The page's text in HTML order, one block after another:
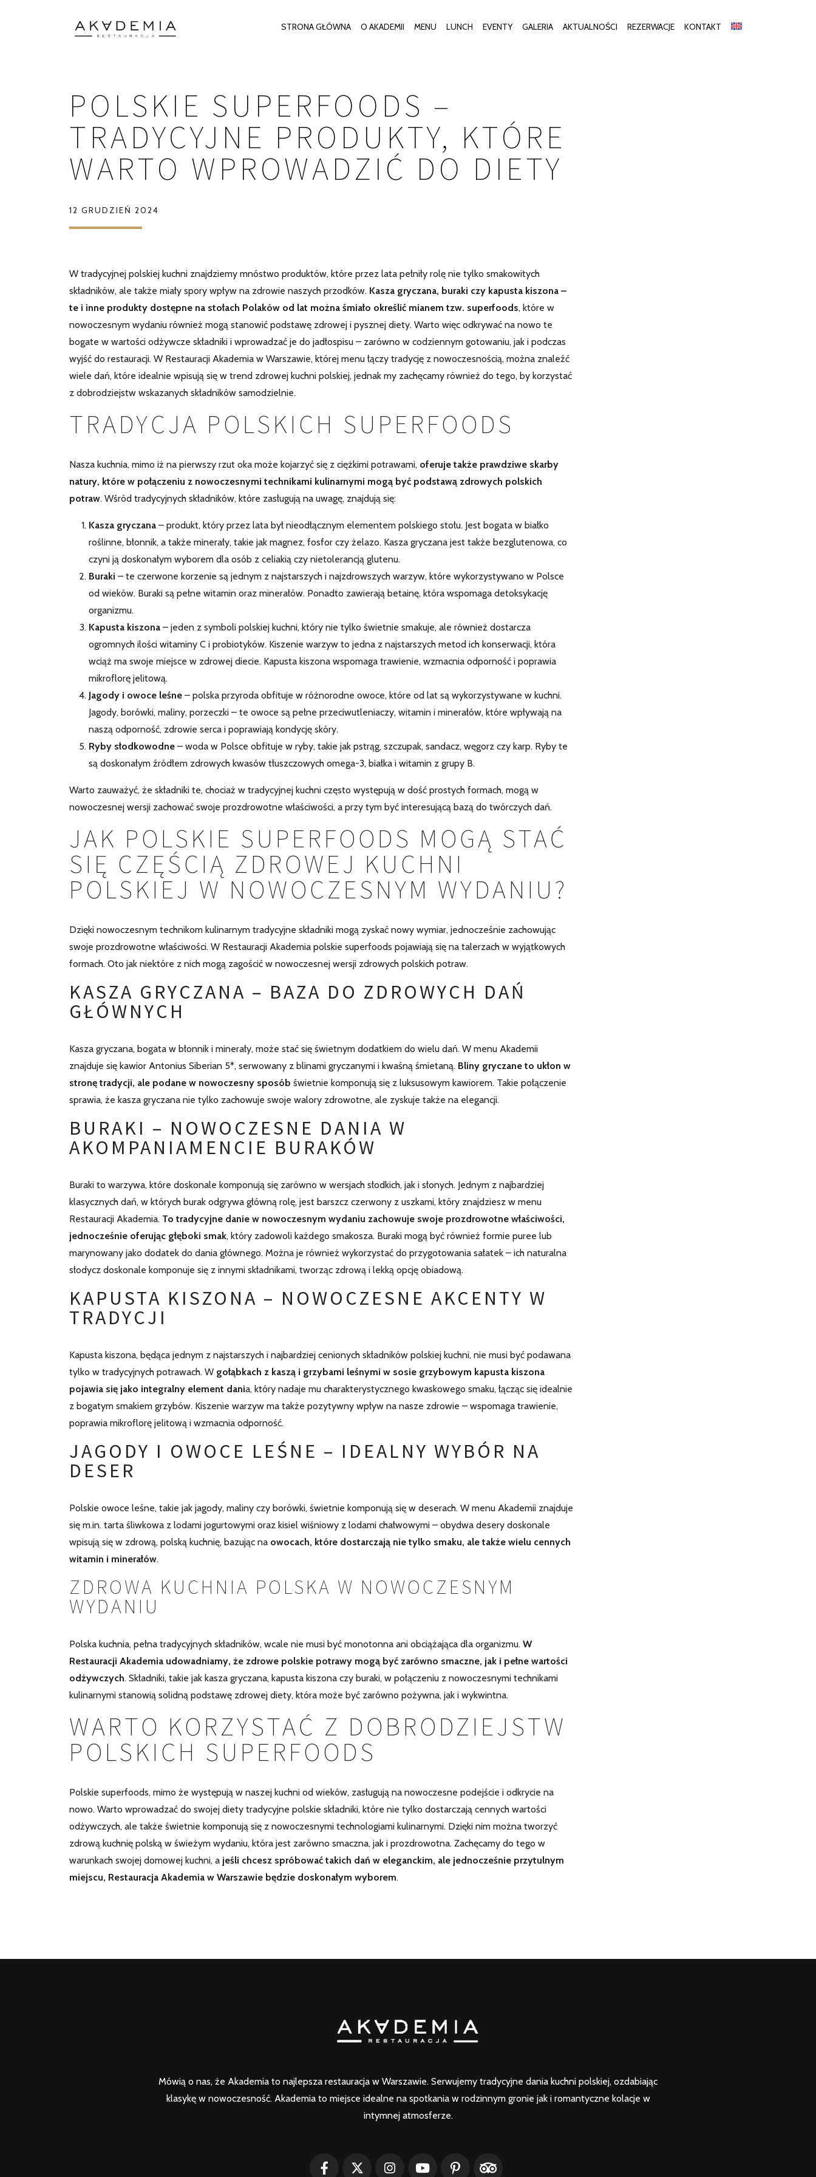
STRONA GŁÓWNA O AKADEMII MENU LUNCH EVENTY GALERIA AKTUALNOŚCI REZERWACJE KONTAKT
POLSKIE SUPERFOODS –
TRADYCYJNE PRODUKTY, KTÓRE
WARTO WPROWADZIĆ DO DIETY
12 GRUDZIEŃ 2024
W tradycyjnej polskiej kuchni znajdziemy mnóstwo produktów, które przez lata pełniły rolę nie tylko smakowitych
składników, ale także miały spory wpływ na zdrowie naszych przodków. Kasza gryczana, buraki czy kapusta kiszona –
te i inne produkty dostępne na stołach Polaków od lat można śmiało określić mianem tzw. superfoods, które w
nowoczesnym wydaniu również mogą stanowić podstawę zdrowej i pysznej diety. Warto więc odkrywać na nowo te
bogate w wartości odżywcze składniki i wprowadzać je do jadłospisu – zarówno w codziennym gotowaniu, jak i podczas
wyjść do restauracji. W Restauracji Akademia w Warszawie, której menu łączy tradycję z nowoczesnością, można znaleźć
wiele dań, które idealnie wpisują się w trend zdrowej kuchni polskiej, jednak my zachęcamy również do tego, by korzystać
z dobrodziejstw wskazanych składników samodzielnie.
TRADYCJA POLSKICH SUPERFOODS
Nasza kuchnia, mimo iż na pierwszy rzut oka może kojarzyć się z ciężkimi potrawami, oferuje także prawdziwe skarby
natury, które w połączeniu z nowoczesnymi technikami kulinarnymi mogą być podstawą zdrowych polskich
potraw. Wśród tradycyjnych składników, które zasługują na uwagę, znajdują się:
Kasza gryczana – produkt, który przez lata był nieodłącznym elementem polskiego stołu. Jest bogata w białko
roślinne, błonnik, a także minerały, takie jak magnez, fosfor czy żelazo. Kasza gryczana jest także bezglutenowa, co
czyni ją doskonałym wyborem dla osób z celiakią czy nietolerancją glutenu.
Buraki – te czerwone korzenie są jednym z najstarszych i najzdrowszych warzyw, które wykorzystywano w Polsce
od wieków. Buraki są pełne witamin oraz minerałów. Ponadto zawierają betainę, która wspomaga detoksykację
organizmu.
Kapusta kiszona – jeden z symboli polskiej kuchni, który nie tylko świetnie smakuje, ale również dostarcza
ogromnych ilości witaminy C i probiotyków. Kiszenie warzyw to jedna z najstarszych metod ich konserwacji, która
wciąż ma swoje miejsce w zdrowej diecie. Kapusta kiszona wspomaga trawienie, wzmacnia odporność i poprawia
mikroflorę jelitową.
Jagody i owoce leśne – polska przyroda obfituje w różnorodne owoce, które od lat są wykorzystywane w kuchni.
Jagody, borówki, maliny, porzeczki – te owoce są pełne przeciwutleniaczy, witamin i minerałów, które wpływają na
naszą odporność, zdrowie serca i poprawiają kondycję skóry.
Ryby słodkowodne – woda w Polsce obfituje w ryby, takie jak pstrąg, szczupak, sandacz, węgorz czy karp. Ryby te
są doskonałym źródłem zdrowych kwasów tłuszczowych omega-3, białka i witamin z grupy B.
Warto zauważyć, że składniki te, chociaż w tradycyjnej kuchni często występują w dość prostych formach, mogą w
nowoczesnej wersji zachować swoje prozdrowotne właściwości, a przy tym być interesującą bazą do twórczych dań.
JAK POLSKIE SUPERFOODS MOGĄ STAĆ
SIĘ CZĘŚCIĄ ZDROWEJ KUCHNI
POLSKIEJ W NOWOCZESNYM WYDANIU?
Dzięki nowoczesnym technikom kulinarnym tradycyjne składniki mogą zyskać nowy wymiar, jednocześnie zachowując
swoje prozdrowotne właściwości. W Restauracji Akademia polskie superfoods pojawiają się na talerzach w wyjątkowych
formach. Oto jak niektóre z nich mogą zagościć w nowoczesnej wersji zdrowych polskich potraw.
KASZA GRYCZANA – BAZA DO ZDROWYCH DAŃ
GŁÓWNYCH
Kasza gryczana, bogata w błonnik i minerały, może stać się świetnym dodatkiem do wielu dań. W menu Akademii
znajduje się kawior Antonius Siberian 5*, serwowany z blinami gryczanymi i kwaśną śmietaną. Bliny gryczane to ukłon w
stronę tradycji, ale podane w nowoczesny sposób świetnie komponują się z luksusowym kawiorem. Takie połączenie
sprawia, że kasza gryczana nie tylko zachowuje swoje walory zdrowotne, ale zyskuje także na elegancji.
BURAKI – NOWOCZESNE DANIA W
AKOMPANIAMENCIE BURAKÓW
Buraki to warzywa, które doskonale komponują się zarówno w wersjach słodkich, jak i słonych. Jednym z najbardziej
klasycznych dań, w których burak odgrywa główną rolę, jest barszcz czerwony z uszkami, który znajdziesz w menu
Restauracji Akademia. To tradycyjne danie w nowoczesnym wydaniu zachowuje swoje prozdrowotne właściwości,
jednocześnie oferując głęboki smak, który zadowoli każdego smakosza. Buraki mogą być również formie puree lub
marynowany jako dodatek do dania głównego. Można je również wykorzystać do przygotowania sałatek – ich naturalna
słodycz doskonale komponuje się z innymi składnikami, tworząc zdrową i lekką opcję obiadową.
KAPUSTA KISZONA – NOWOCZESNE AKCENTY W
TRADYCJI
Kapusta kiszona, będąca jednym z najstarszych i najbardziej cenionych składników polskiej kuchni, nie musi być podawana
tylko w tradycyjnych potrawach. W gołąbkach z kaszą i grzybami leśnymi w sosie grzybowym kapusta kiszona
pojawia się jako integralny element dania, który nadaje mu charakterystycznego kwaskowego smaku, łącząc się idealnie
z bogatym smakiem grzybów. Kiszenie warzyw ma także pozytywny wpływ na nasze zdrowie – wspomaga trawienie,
poprawia mikroflorę jelitową i wzmacnia odporność.
JAGODY I OWOCE LEŚNE – IDEALNY WYBÓR NA
DESER
Polskie owoce leśne, takie jak jagody, maliny czy borówki, świetnie komponują się w deserach. W menu Akademii znajduje
się m.in. tarta śliwkowa z lodami jogurtowymi oraz kisiel wiśniowy z lodami chałwowymi – obydwa desery doskonale
wpisują się w zdrową, polską kuchnię, bazując na owocach, które dostarczają nie tylko smaku, ale także wielu cennych
witamin i minerałów.
ZDROWA KUCHNIA POLSKA W NOWOCZESNYM
WYDANIU
Polska kuchnia, pełna tradycyjnych składników, wcale nie musi być monotonna ani obciążająca dla organizmu. W
Restauracji Akademia udowadniamy, że zdrowe polskie potrawy mogą być zarówno smaczne, jak i pełne wartości
odżywczych. Składniki, takie jak kasza gryczana, kapusta kiszona czy buraki, w połączeniu z nowoczesnymi technikami
kulinarnymi stanowią solidną podstawę zdrowej diety, która może być zarówno pożywna, jak i wykwintna.
WARTO KORZYSTAĆ Z DOBRODZIEJSTW
POLSKICH SUPERFOODS
Polskie superfoods, mimo że występują w naszej kuchni od wieków, zasługują na nowoczesne podejście i odkrycie na
nowo. Warto wprowadzać do swojej diety tradycyjne polskie składniki, które nie tylko dostarczają cennych wartości
odżywczych, ale także świetnie komponują się z nowoczesnymi technologiami kulinarnymi. Dzięki nim można tworzyć
zdrową kuchnię polską w świeżym wydaniu, która jest zarówno smaczna, jak i prozdrowotna. Zachęcamy do tego w
warunkach swojej domowej kuchni, a jeśli chcesz spróbować takich dań w eleganckim, ale jednocześnie przytulnym
miejscu, Restauracja Akademia w Warszawie będzie doskonałym wyborem.
Mówią o nas, że Akademia to najlepsza restauracja w Warszawie. Serwujemy tradycyjne dania kuchni polskiej, ozdabiając
klasykę w nowoczesność. Akademia to miejsce idealne na spotkania w rodzinnym gronie jak i romantyczne kolacje w
intymnej atmosferze.